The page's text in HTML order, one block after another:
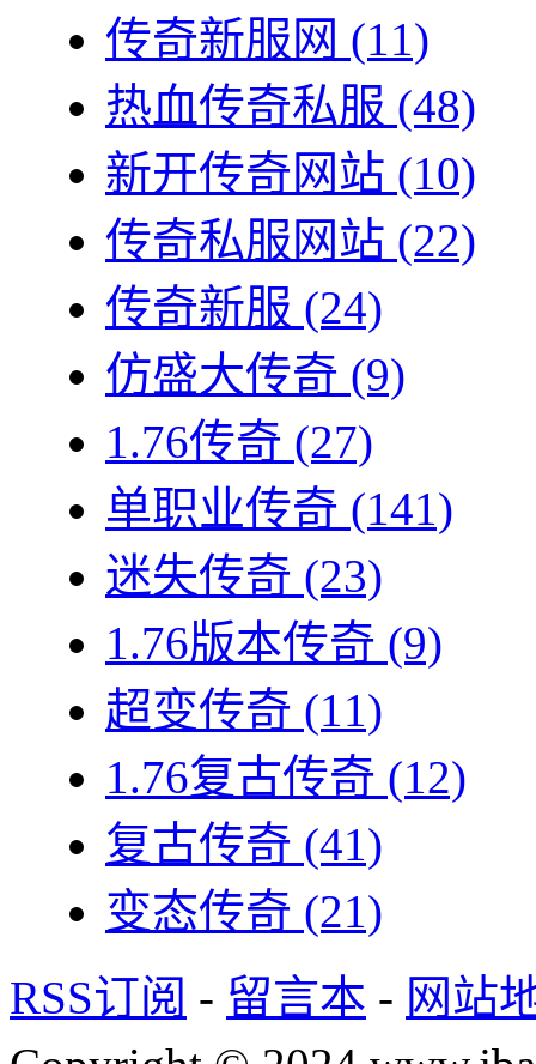
传奇新服网 (11)
热血传奇私服 (48)
新开传奇网站 (10)
传奇私服网站 (22)
传奇新服 (24)
仿盛大传奇 (9)
1.76传奇 (27)
单职业传奇 (141)
迷失传奇 (23)
1.76版本传奇 (9)
超变传奇 (11)
1.76复古传奇 (12)
复古传奇 (41)
变态传奇 (21)
RSS订阅 - 留言本 - 网站